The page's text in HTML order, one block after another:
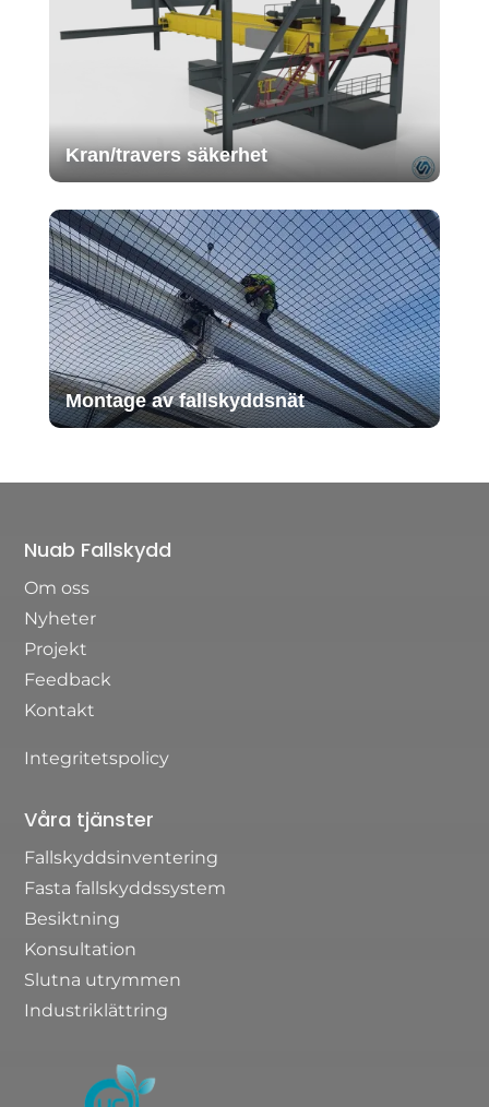
Kran/travers säkerhet
Montage av fallskyddsnät
Nuab Fallskydd
Om oss
Nyheter
Projekt
Feedback
Kontakt
Integritetspolicy
Våra tjänster
Fallskyddsinventering
Fasta fallskyddssystem
Besiktning
Konsultation
Slutna utrymmen
Industriklättring